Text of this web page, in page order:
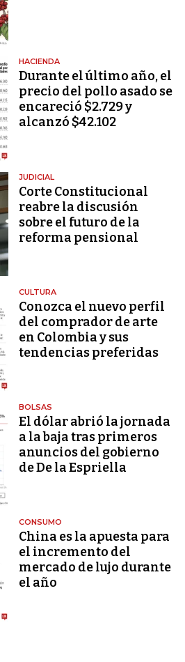
HACIENDA
Durante el último año, el
precio del pollo asado se
encareció $2.729 y
alcanzó $42.102
JUDICIAL
Corte Constitucional
reabre la discusión
sobre el futuro de la
reforma pensional
CULTURA
Conozca el nuevo perfil
del comprador de arte
en Colombia y sus
tendencias preferidas
BOLSAS
El dólar abrió la jornada
a la baja tras primeros
anuncios del gobierno
de De la Espriella
CONSUMO
China es la apuesta para
el incremento del
mercado de lujo durante
el año